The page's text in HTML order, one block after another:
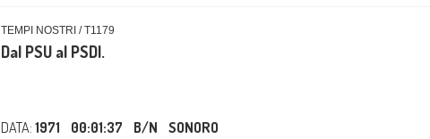
TEMPI NOSTRI / T1179
Dal PSU al PSDI.
DATA: 1971 00:01:37 B/N SONORO